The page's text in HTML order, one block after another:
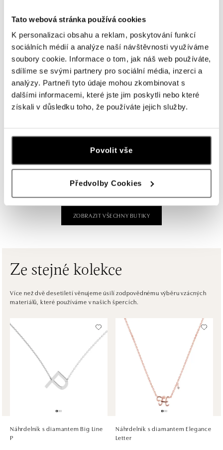
Tato webová stránka používá cookies
K personalizaci obsahu a reklam, poskytování funkcí
sociálních médií a analýze naší návštěvnosti využíváme
soubory cookie. Informace o tom, jak náš web používáte,
sdílíme se svými partnery pro sociální média, inzerci a
analýzy. Partneři tyto údaje mohou zkombinovat s
dalšími informacemi, které jste jim poskytli nebo které
získali v důsledku toho, že používáte jejich služby.
Povolit vše
Předvolby Cookies
ALOve OC Olympia, Brno
U Dálnice 777, 664 42 Brno
tel.: +420604389337
dnes otevřeno od 10:00
ALOve Westfield Černý most, Praha 9
Chlumecká 765/6, 198 19 Praha 9
dnes otevřeno od 09:00
Roztylská 2321/19, 148 00 Praha 4 - Chodov
tel.: +420730524389
ALOve OC Aupark, Bratislava
ALOve OC Eurovea, Bratislava
Pribinova 8, 811 09 Bratislava
tel.: +421917090467
HALADA OC Avion, Bratislava
Ivanská cesta 16, 821 04 Bratislava
tel.: +421 917 090 372
dnes otevřeno od 10:00
Pribinova 8, 811 09 Bratislava
dnes otevřeno od 10:00
ZOBRAZIT VŠECHNY BUTIKY
Ze stejné kolekce
Více než dvě desetiletí věnujeme úsilí zodpovědnému výběru vzácných
materiálů, které používáme v našich špercích.
Náhrdelník s diamantem Big Line
P
Náhrdelník s diamantem Elegance
Letter